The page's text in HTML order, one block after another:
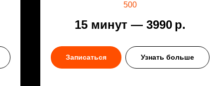
500
15 минут — 3990 р.
Записаться Узнать больше